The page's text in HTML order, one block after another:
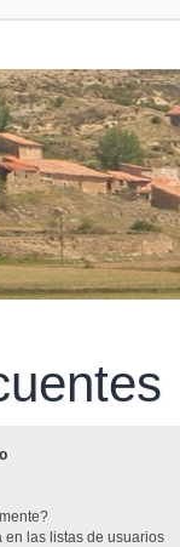
en las listas de usuarios